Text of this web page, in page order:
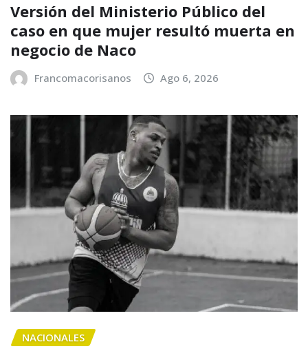
Versión del Ministerio Público del
caso en que mujer resultó muerta en
negocio de Naco
Francomacorisanos Ago 6, 2026
NACIONALES